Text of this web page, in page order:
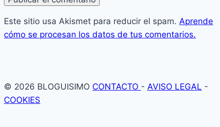
Este sitio usa Akismet para reducir el spam. Aprende
cómo se procesan los datos de tus comentarios.
© 2026 BLOGUISIMO CONTACTO - AVISO LEGAL -
COOKIES